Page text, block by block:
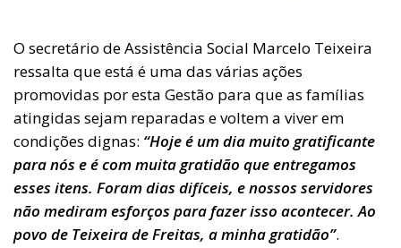
O secretário de Assistência Social Marcelo Teixeira
ressalta que está é uma das várias ações
promovidas por esta Gestão para que as famílias
atingidas sejam reparadas e voltem a viver em
condições dignas: “Hoje é um dia muito gratificante
para nós e é com muita gratidão que entregamos
esses itens. Foram dias difíceis, e nossos servidores
não mediram esforços para fazer isso acontecer. Ao
povo de Teixeira de Freitas, a minha gratidão”.